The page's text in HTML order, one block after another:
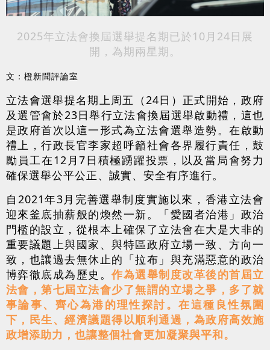
2025年立法會換屆選舉提名期已於10月24日展
開，為期兩星期。
文：橙新聞評論室
立法會選舉提名期上周五（24日）正式開始，政府
及選管會於23日舉行立法會換屆選舉啟動禮，這也
是政府首次以這一形式為立法會選舉造勢。在啟動
禮上，行政長官李家超呼籲社會各界履行責任，鼓
勵員工在12月7日積極踴躍投票，以及當局會努力
確保選舉公平公正、誠實、安全有序進行。
自2021年3月完善選舉制度實施以來，香港立法會
迎來釜底抽薪般的煥然一新。
「愛國者治港 」 政治
門檻的設立，從根本上確保了立法會在大是大非的
重要議題上與國家、與特區政府立場一致、方向一
致，也讓過去無休止的「拉布」與充滿惡意的政治
博弈徹底成為歷史。作為選舉制度改革後的首屆立
法會，第七屆立法會少了無謂的立場之爭，多了就
事論事、齊心為港的理性探討。在這種良性氛圍
下，民生、經濟議題得以順利通過，為政府高效施
政增添助力，也讓整個社會更加凝聚與平和。